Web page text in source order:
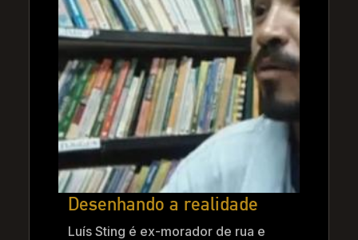
Desenhando a realidade
Luís Sting é ex-morador de rua e